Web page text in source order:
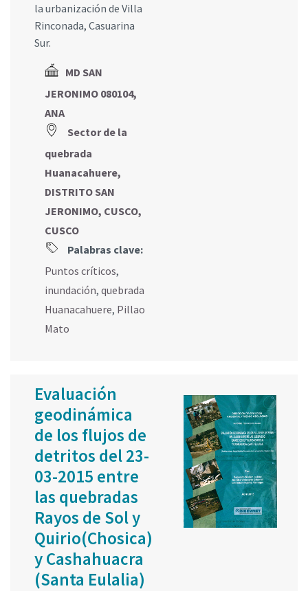
la urbanización de Villa
Rinconada, Casuarina
Sur.
MD SAN
JERONIMO 080104,
ANA
Sector de la
quebrada
Huanacahuere,
DISTRITO SAN
JERONIMO, CUSCO,
CUSCO
Palabras clave:
Puntos críticos,
inundación, quebrada
Huanacahuere, Pillao
Mato
Evaluación
geodinámica
de los flujos de
detritos del 23-
03-2015 entre
las quebradas
Rayos de Sol y
Quirio(Chosica)
y Cashahuacra
(Santa Eulalia)